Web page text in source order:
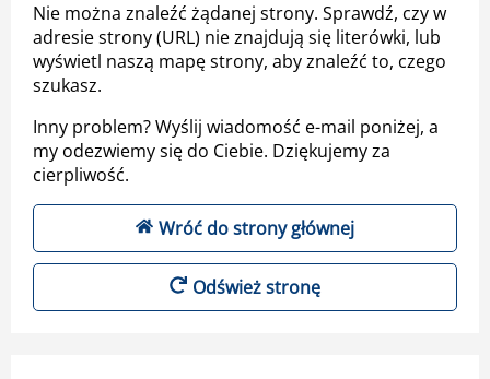
Nie można znaleźć żądanej strony. Sprawdź, czy w
adresie strony (URL) nie znajdują się literówki, lub
wyświetl naszą mapę strony, aby znaleźć to, czego
szukasz.
Inny problem? Wyślij wiadomość e-mail poniżej, a
my odezwiemy się do Ciebie. Dziękujemy za
cierpliwość.
Wróć do strony głównej
Odśwież stronę